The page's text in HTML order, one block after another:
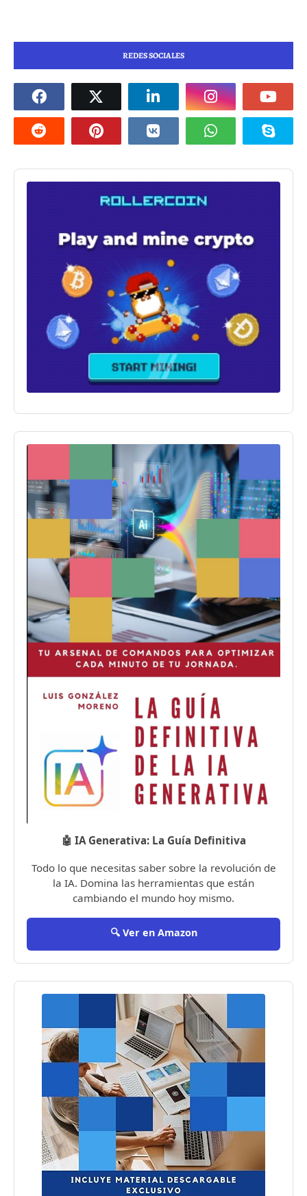
REDES SOCIALES
🤖 IA Generativa: La Guía Definitiva
Todo lo que necesitas saber sobre la revolución de
la IA. Domina las herramientas que están
cambiando el mundo hoy mismo.
🔍 Ver en Amazon